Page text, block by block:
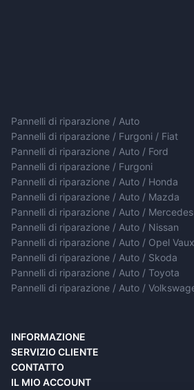
Pannelli di riparazione / Auto
Pannelli di riparazione / Furgoni / Fiat
Pannelli di riparazione / Auto / Ford
Pannelli di riparazione / Furgoni
Pannelli di riparazione / Auto / Honda
Pannelli di riparazione / Auto / Mazda
Pannelli di riparazione / Auto /
Pannelli di riparazione / Auto / Nissan
Pannelli di riparazione / Auto / Opel
Pannelli di riparazione / Auto / Skoda
Pannelli di riparazione / Auto / Toyota
Pannelli di riparazione / Auto /
INFORMAZIONE
Chi siamo
Informazioni sulla consegna
Informativa sulla privacy
SERVIZIO CLIENTE
Contatto
Resi
CONTATTO
IL MIO ACCOUNT